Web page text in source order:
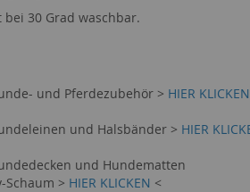
30 Grad waschbar.
und Pferdezubehör > HIER KLICKEN
und Halsbänder > HIER
und Hundematten
Schaum > HIER KLICKEN <